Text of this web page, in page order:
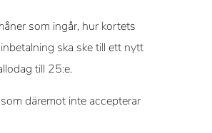
som ingår, hur kortets
ska ske till ett nytt
till 25:e.
däremot inte accepterar